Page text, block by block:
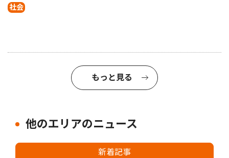
社会
もっと見る
他のエリアのニュース
新着記事